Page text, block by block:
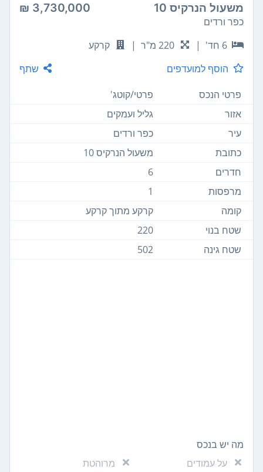
משעול הנרקיס 10 3,730,000 ₪
כפר ורדים
6 חד'
| 220 מ"ר |
קרקע
הוסף למועדפים
שתף
פרטי הנכס
פרטי/קוטג'
גליל ועמקים
כפר ורדים
כתובת
משעול הנרקיס 10
חדרים
מרפסות
קומה
קרקע מתוך קרקע
שטח בנוי
שטח גינה
מה יש בנכס
על עמודים
מרוהטת